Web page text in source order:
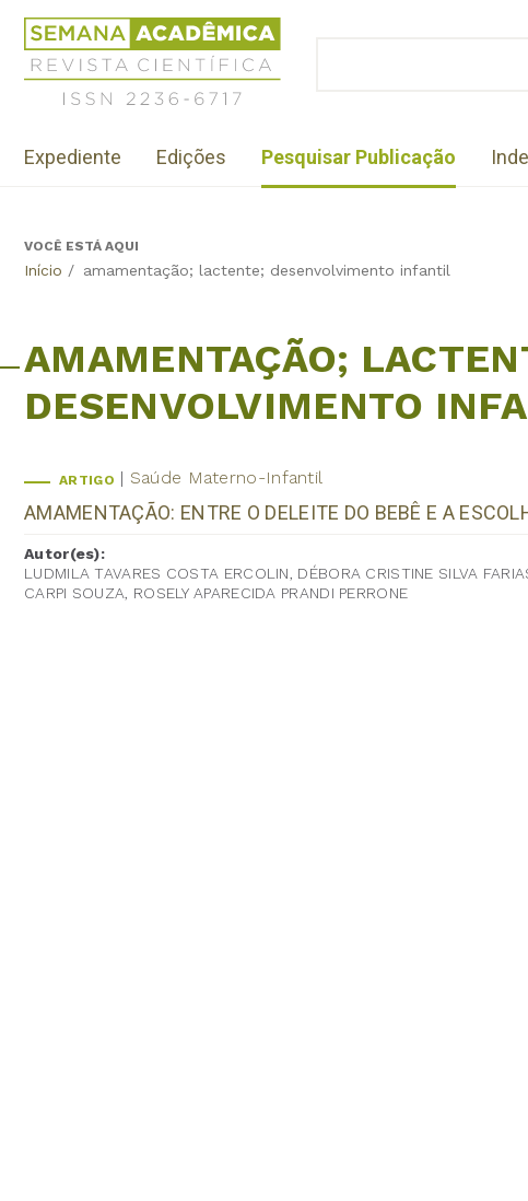
Jump
navigation
Revista
Científica
Semana
Acadêmica
2236-
Menu
institutional
Expediente Edições Pesquisar Publicação
BackVOCÊ ESTÁ AQUI
Início / amamentação; lactente; desenvolvimento infantil
AMAMENTAÇÃO;
DESENVOLVIMENTO
ARTIGO Saúde Materno-Infantil
AMAMENTAÇÃO: ENTRE O DELEITE DO BEBÊ E A
Autor(es):
LUDMILA TAVARES COSTA ERCOLIN, DÉBORA CRISTINE SILVA
CARPI SOUZA, ROSELY APARECIDA PRANDI PERRONE